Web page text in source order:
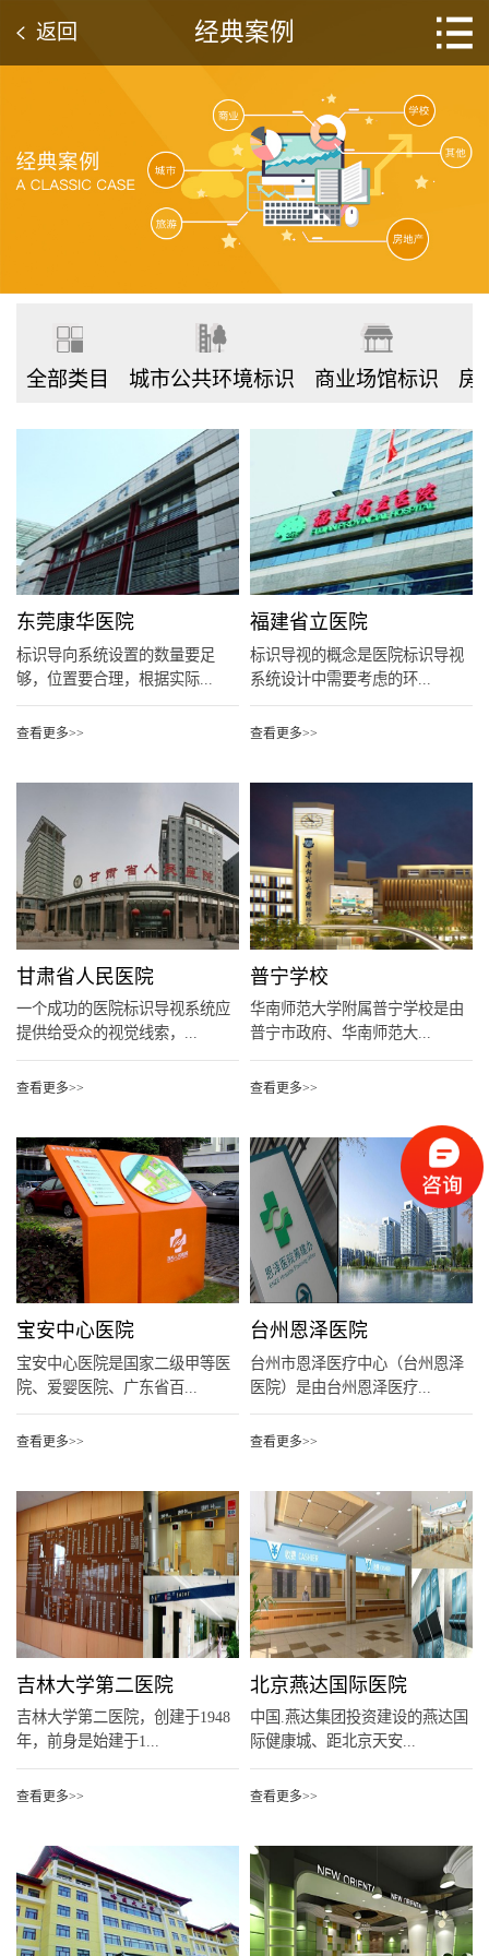
经典案例
返回
全部类目 城市公共环境标识 商业场馆标识 房
东莞康华医院
标识导向系统设置的数量要足
够，位置要合理，根据实际...
查看更多>>
福建省立医院
标识导视的概念是医院标识导视
系统设计中需要考虑的环...
查看更多>>
甘肃省人民医院
一个成功的医院标识导视系统应
提供给受众的视觉线索，...
查看更多>>
普宁学校
华南师范大学附属普宁学校是由
普宁市政府、华南师范大...
查看更多>>
宝安中心医院
宝安中心医院是国家二级甲等医
院、爱婴医院、广东省百...
查看更多>>
台州恩泽医院
台州市恩泽医疗中心（台州恩泽
医院）是由台州恩泽医疗...
查看更多>>
吉林大学第二医院
吉林大学第二医院，创建于1948
年，前身是始建于1...
查看更多>>
北京燕达国际医院
中国.燕达集团投资建设的燕达国
际健康城、距北京天安...
查看更多>>